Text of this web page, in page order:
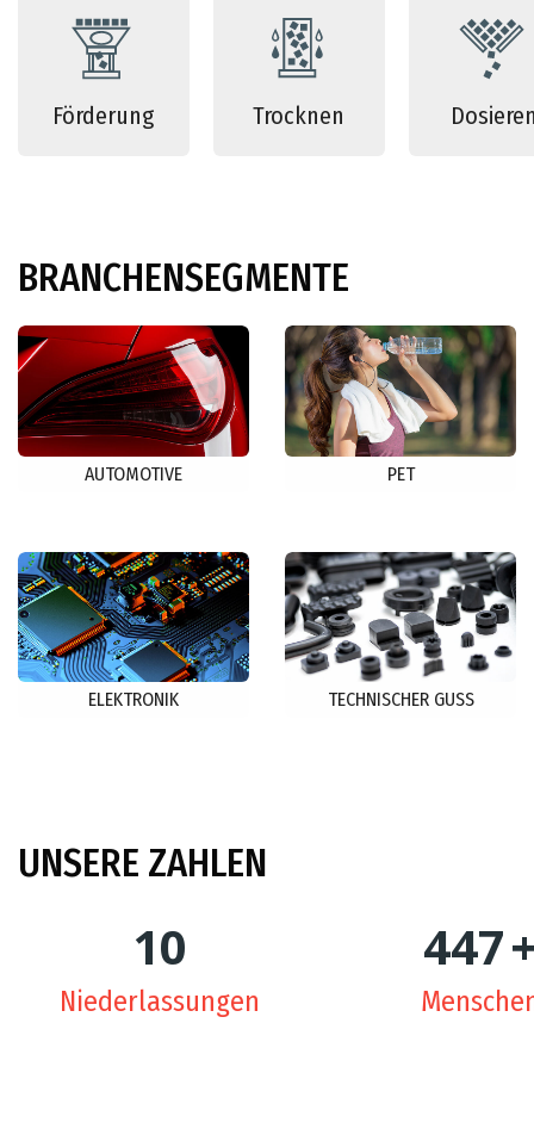
Förderung Trocknen Dosieren
BRANCHENSEGMENTE
AUTOMOTIVE PET
ELEKTRONIK TECHNISCHER GUSS
UNSERE ZAHLEN
10
Niederlassungen
450+